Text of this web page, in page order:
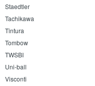
Staedtler
Tachikawa
Tintura
Tombow
TWSBI
Uni-ball
Visconti